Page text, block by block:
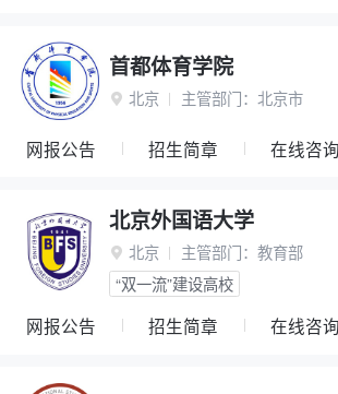
首都体育学院
 北京 主管部门： 北京市
网报公告 招生简章 在线咨询
北京外国语大学
 北京 主管部门： 教育部
“双一流”建设高校
网报公告 招生简章 在线咨询